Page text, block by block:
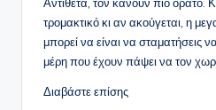
Αντίθετα, τον κάνουν πιο ορατό.
τρομακτικό κι αν ακούγεται, η
μπορεί να είναι να σταματήσεις
μέρη που έχουν πάψει να τον
Διαβάστε επίσης